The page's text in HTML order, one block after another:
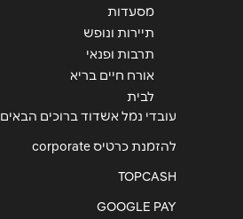
מסעדות
תיירות ונופש
תרבות ופנאי
אורח חיים בריא
לבית
עובדי נמל אשדוד ברוכים הבאים
להזמנת כרטיס corporate
TOPCASH
GOOGLE PAY